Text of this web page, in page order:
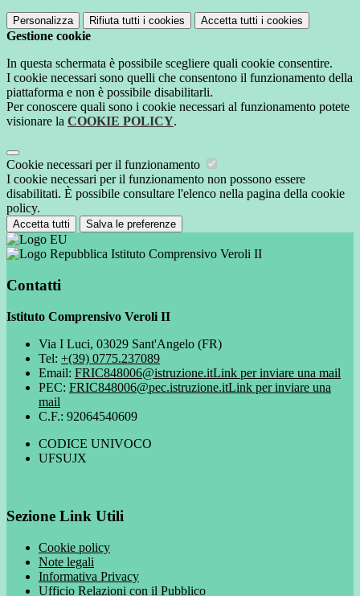
Personalizza Rifiuta tutti i cookies Accetta tutti i cookies
Gestione cookie
In questa schermata è possibile scegliere quali cookie consentire.
I cookie necessari sono quelli che consentono il funzionamento della
piattaforma e non è possibile disabilitarli.
Per conoscere quali sono i cookie necessari al funzionamento potete
visionare la COOKIE POLICY.
Cookie necessari per il funzionamento
I cookie necessari per il funzionamento non possono essere
disabilitati. È possibile consultare l'elenco nella pagina della cookie
policy.
Accetta tutti Salva le preferenze
Istituto Comprensivo Veroli II
Contatti
Istituto Comprensivo Veroli II
Via I Luci, 03029 Sant'Angelo (FR)
Tel: +(39) 0775.237089
Email: FRIC848006@istruzione.itLink per inviare una mail
PEC: FRIC848006@pec.istruzione.itLink per inviare una
mail
C.F.: 92064540609
CODICE UNIVOCO
UFSUJX
Sezione Link Utili
Cookie policy
Note legali
Informativa Privacy
Ufficio Relazioni con il Pubblico